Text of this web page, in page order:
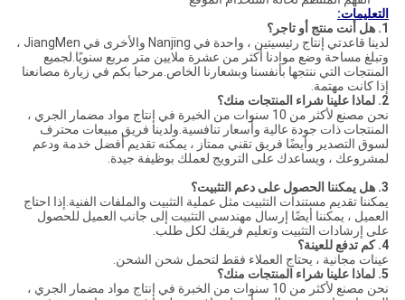
التعليمات:
1. هل أنت منتج أو تاجر؟
لدينا قاعدتي إنتاج رئيسيتين ، واحدة في Nanjing والأخرى في JiangMen ،
وتبلغ مساحة وضع موادنا أكثر من عشرة ملايين متر مربع سنويًا.لجميع
المنتجات التي ننتجها بأنفسنا وبشعارنا الخاص.مرحبا بكم في زيارة مصانعنا
إذا كانت مهتمة.
2. لماذا علينا شراء المنتجات منك؟
نحن مصنع لأكثر من 10 سنوات من الخبرة في إنتاج مواد مضمار الجري ،
المنتجات ذات جودة عالية وأسعار تنافسية.ولدينا فريق مبيعات محترف
لسوق التصدير وأيضًا فريق تقني ممتاز ، يمكنه تقديم أفضل خدمة ودعم
لمشروعك ، ويساعدك على الترويج لعملك بوظيفة جيدة.
3. هل يمكننا الحصول على دعم التثبيت؟
يمكننا تقديم مستندات التثبيت مثل عملية التثبيت والملفات الفنية.إذا احتاج
العميل ، يمكننا أيضًا إرسال مهندسي التثبيت إلى جانب العميل للحصول
على إرشادات التثبيت وتعليم فريقك لكل طلب.
4. كم تدفع للعينة؟
عينات مجانية ، يحتاج العملاء فقط لتحمل شحن الشحن.
5. لماذا علينا شراء المنتجات منك؟
نحن مصنع لأكثر من 10 سنوات من الخبرة في إنتاج مواد مضمار الجري ،